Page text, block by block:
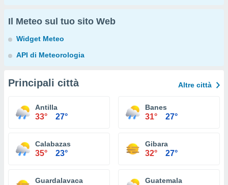
Il Meteo sul tuo sito Web
Widget Meteo
API di Meteorologia
Principali città Altre città
Antilla
33° 27°
Banes
31° 27°
Calabazas
35° 23°
Gibara
32° 27°
Guardalavaca Guatemala